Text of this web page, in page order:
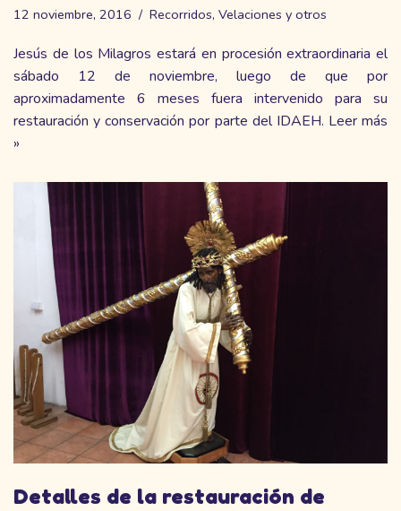
12 noviembre, 2016 Recorridos, Velaciones y otros
Jesús de los Milagros estará en procesión extraordinaria el
sábado 12 de noviembre, luego de que por
aproximadamente 6 meses fuera intervenido para su
restauracióny conservación por parte del IDAEH. Leer más
»
Detalles de la restauración de